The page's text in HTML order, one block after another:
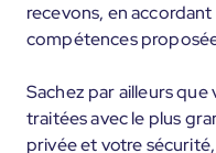
recevons, en
compétences
Sachez par ailleurs
traitées avec le plus
privée et votre